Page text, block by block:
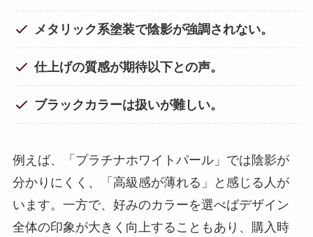
メタリック系塗装で陰影が強調されない。
仕上げの質感が期待以下との声。
ブラックカラーは扱いが難しい。
例えば、「プラチナホワイトパール」では陰影が
分かりにくく、「高級感が薄れる」と感じる人が
います。一方で、好みのカラーを選べばデザイン
全体の印象が大きく向上することもあり、購入時